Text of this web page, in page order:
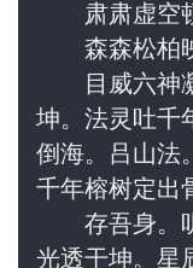
肃肃虚空顿
森森松柏映
目威六神凝
坤。法灵吐千
倒海。吕山法
千年榕树定出
存吾身。听
光透干坤。星